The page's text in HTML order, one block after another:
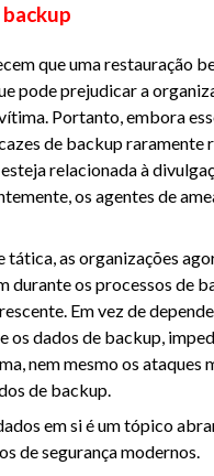
que uma restauração
pode prejudicar a
Portanto, embora
de backup
relacionada à
os agentes de
tática, as organizações
durante os processos de
Em vez de
os dados de backup,
nem mesmo os
de backup.
em si é um tópico
de segurança modernos.